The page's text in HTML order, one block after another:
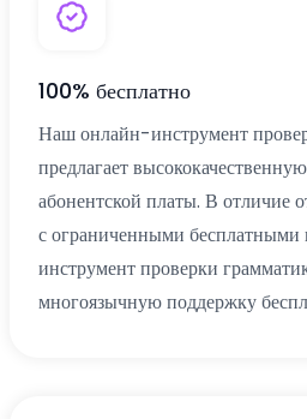
100% бесплатно
Наш онлайн-инструмент
предлагает
абонентской платы. В отличие
с ограниченными бесплатными
инструмент проверки
многоязычную поддержку